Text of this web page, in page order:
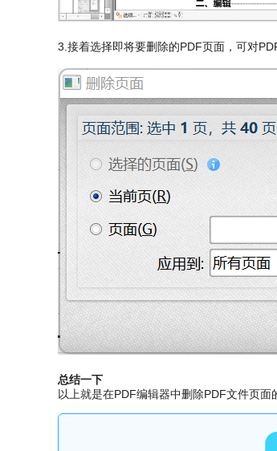
3.接着选择即将要删除的PDF页面，可对
总结一下
以上就是在PDF编辑器中删除PDF文件页